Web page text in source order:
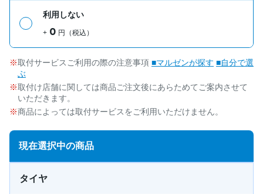
利用しない
+ 0 円（税込）
取付サービスご利用の際の注意事項 ■マルゼンが探す ■自分で選
ぶ
取付け店舗に関しては商品ご注文後にあらためてご案内させて
いただきます。
商品によっては取付サービスをご利用いただけません。
現在選択中の商品
タイヤ